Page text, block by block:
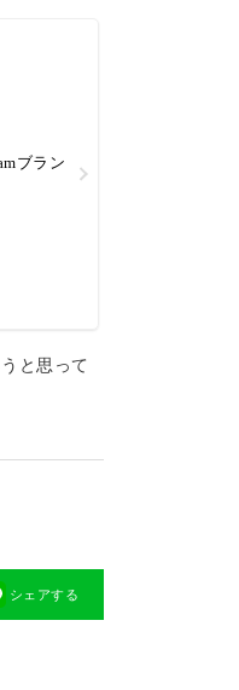
ブラン
と思って
シェアする